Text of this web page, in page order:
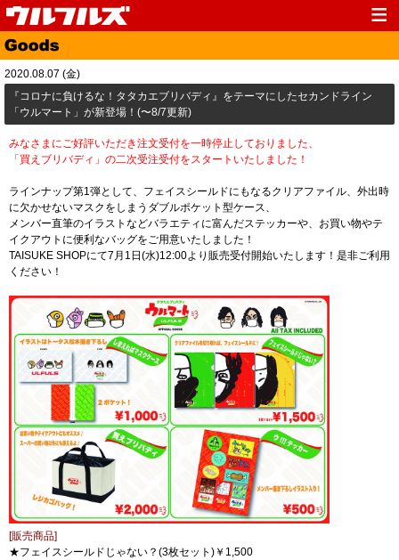
Top
Media Live
Profile
Fanclub Goods
Contact Link
2020.08.07 (金)
​『コロナに負けるな！タタカエブリバディ』をテーマにしたセカンドライン
「ウルマート」が新登場！(〜8/7更新)
みなさまにご好評いただき注文受付を一時停止しておりました、
「買えブリバディ」の二次受注受付をスタートいたしました！
ラインナップ第1弾として、フェイスシールドにもなるクリアファイル、外出時
に欠かせないマスクをしまうダブルポケット型ケース、
メンバー直筆のイラストなどバラエティに富んだステッカーや、お買い物やテ
イクアウトに便利なバッグをご用意いたしました！
TAISUKE SHOPにて7月1日(水)12:00より販売受付開始いたします！是非ご利用
ください！
[販売商品]
★フェイスシールドじゃない？(3枚セット)￥1,500